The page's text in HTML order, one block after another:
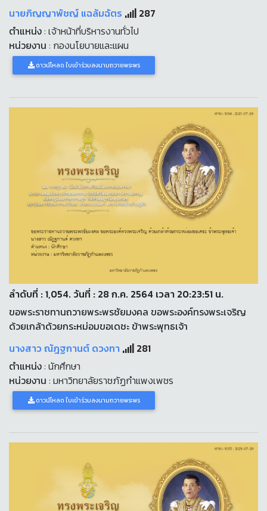
นายภิญญาพัชญ์ แฉล้มฉัตร
287
ตำแหน่ง: เจ้าหน้าที่บริหารงานทั่วไป
หน่วยงาน : กองนโยบายและแผน
ดาวน์โหลด ใบเข้าร่วมลงนามถวายพระพร
ลำดับที่ : 1,054. วันที่ : 28 ก.ค. 2564 เวลา 20:23:51 น.
ขอพระราชทานถวายพระพรชัยมงคล ขอพระองค์ทรงพระเจริญ
ด้วยเกล้าด้วยกระหม่อมขอเดชะ ข้าพระพุทธเจ้า
นางสาว ณัฎฐกานต์ ดวงทา
281
ตำแหน่ง: นักศึกษา
หน่วยงาน : มหาวิทยาลัยราชภัฏกำแพงเพชร
ดาวน์โหลด ใบเข้าร่วมลงนามถวายพระพร